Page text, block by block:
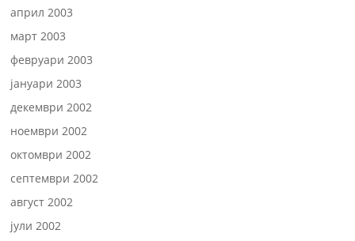
април 2003
март 2003
февруари 2003
јануари 2003
декември 2002
ноември 2002
октомври 2002
септември 2002
август 2002
јули 2002